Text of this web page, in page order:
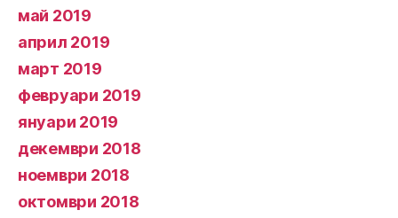
май 2019
април 2019
март 2019
февруари 2019
януари 2019
декември 2018
ноември 2018
октомври 2018